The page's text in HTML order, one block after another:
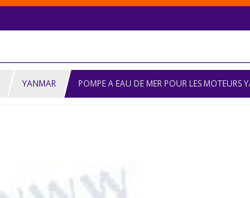
YANMAR POMPE A EAU DE MER POUR LES MOTEURS